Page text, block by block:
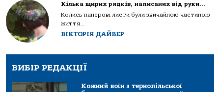
Кілька щирих рядків, написаних від руки…
Колись паперові листи були звичайною частиною
життя...
ВІКТОРІЯ ДАЙВЕР
ВИБІР РЕДАКЦІЇ
Кожний воїн з тернопільської